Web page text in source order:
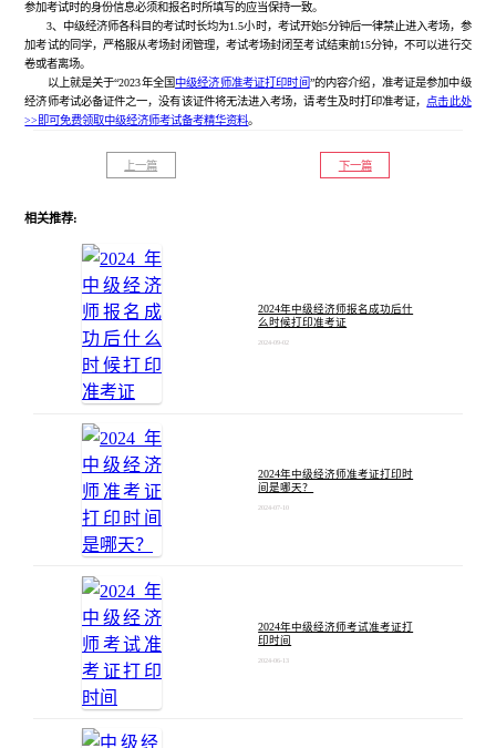
参加考试时的身份信息必须和报名时所填写的应当保持一致。
3、中级经济师各科目的考试时长均为1.5小时，考试开始5分钟后一律禁止进入考场，参
加考试的同学，严格服从考场封闭管理，考试考场封闭至考试结束前15分钟，不可以进行交
卷或者离场。
以上就是关于“2023年全国 中级经济师准考证打印时间”的内容介绍，准考证是参加中级
经济师考试必备证件之一，没有该证件将无法进入考场，请考生及时打印准考证， 点击此处
>>即可免费领取中级经济师考试备考精华资料。
上一篇 下一篇
相关推荐:
2024年中级经济师报名成功后什
么时候打印准考证
2024-09-02
2024年中级经济师准考证打印时
间是哪天？
2024-07-10
2024年中级经济师考试准考证打
印时间
2024-06-13